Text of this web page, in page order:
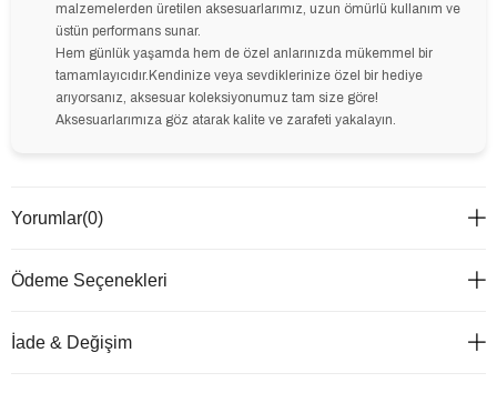
malzemelerden üretilen aksesuarlarımız, uzun ömürlü kullanım ve
üstün performans sunar.
Hem günlük yaşamda hem de özel anlarınızda mükemmel bir
tamamlayıcıdır.Kendinize veya sevdiklerinize özel bir hediye
arıyorsanız, aksesuar koleksiyonumuz tam size göre!
Aksesuarlarımıza göz atarak kalite ve zarafeti yakalayın.
Yorumlar(0)
Ödeme Seçenekleri
İade & Değişim